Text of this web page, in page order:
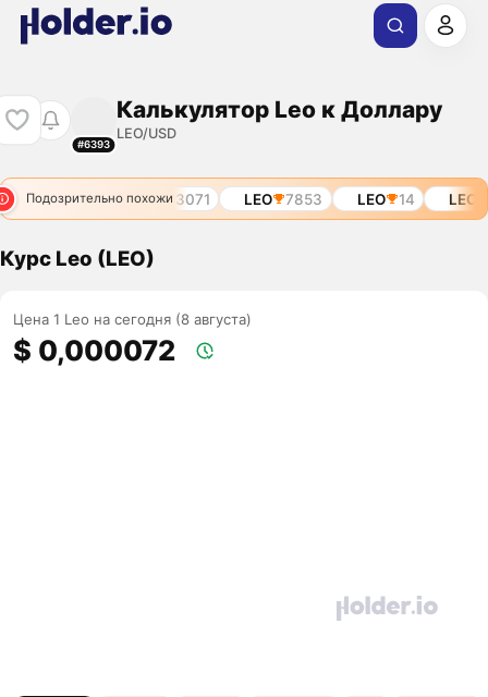
#6393
Калькулятор Leo к Доллару
LEO/USD
Подозрительно похожи
LEO 14 LEO 3071 LEO 7853 LEO 14 LEO
Курс Leo (LEO)
Цена 1 Leo на сегодня (8 августа)
$ 0,000072